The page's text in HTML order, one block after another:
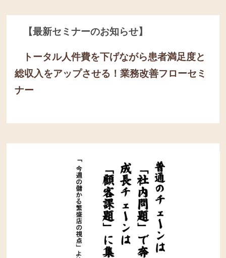
【最新セミナーのお知らせ】
トータル人件費を下げながら患者満足度と
総収入をアップさせる！業務改善フローセミ
ナー